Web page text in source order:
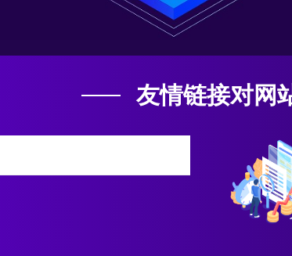
友情链接对网